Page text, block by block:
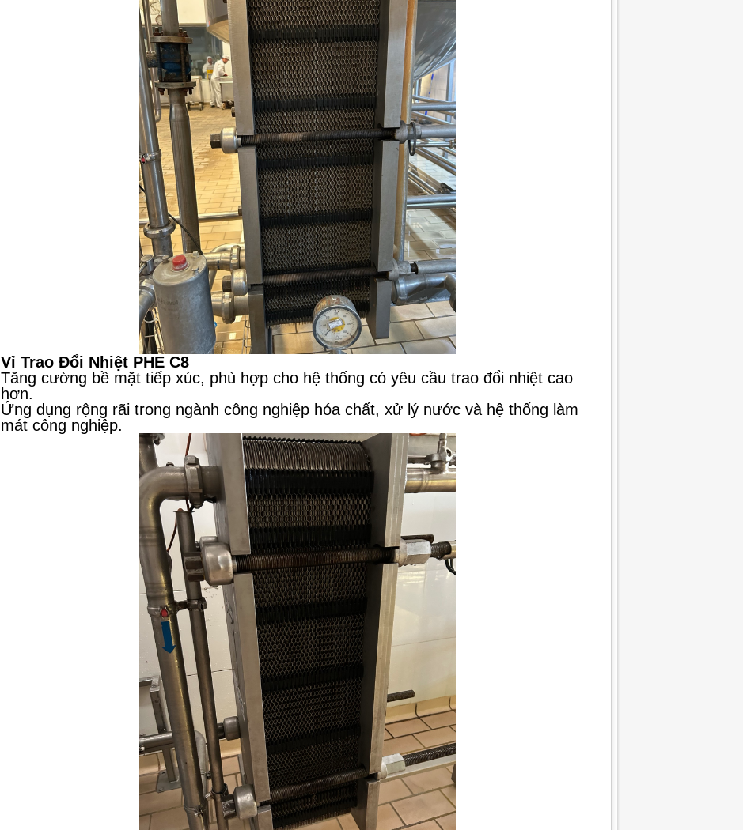
Vỉ Trao Đổi Nhiệt PHE C8
Tăng cường bề mặt tiếp xúc, phù hợp cho hệ thống có yêu cầu trao đổi nhiệt cao
hơn.
Ứng dụng rộng rãi trong ngành công nghiệp hóa chất, xử lý nước và hệ thống làm
mát công nghiệp.